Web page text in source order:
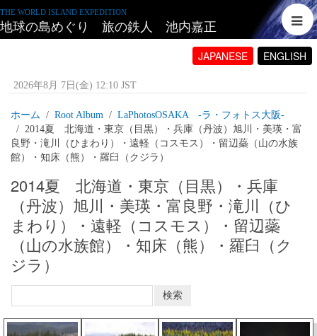
THE WORLD ISLAND EXPEDITION
地球の島めぐり 旅の鉄人 池内嘉正
JAPANESE ENGLISH
2026年8月 7日(金) 12:10 JST
ホーム Root Album
LaPhotosOSAKA -ラ・フォトス大阪‐
2014夏 北海道・東京（目黒）・兵庫（丹波）旭川・美瑛・富
良野・滝川（ひまわり）・遠軽（コスモス）・留辺蘂（山の水族
館）・知床（熊）・羅臼（クジラ）
2014夏 北海道・東京（目黒）・兵庫
（丹波）旭川・美瑛・富良野・滝川（ひ
まわり）・遠軽（コスモス）・留辺蘂
（山の水族館）・知床（熊）・羅臼（ク
ジラ）